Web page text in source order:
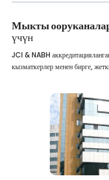
Мыкты
үчүн
JCI & NABH
кызматкерлер менен бирге,